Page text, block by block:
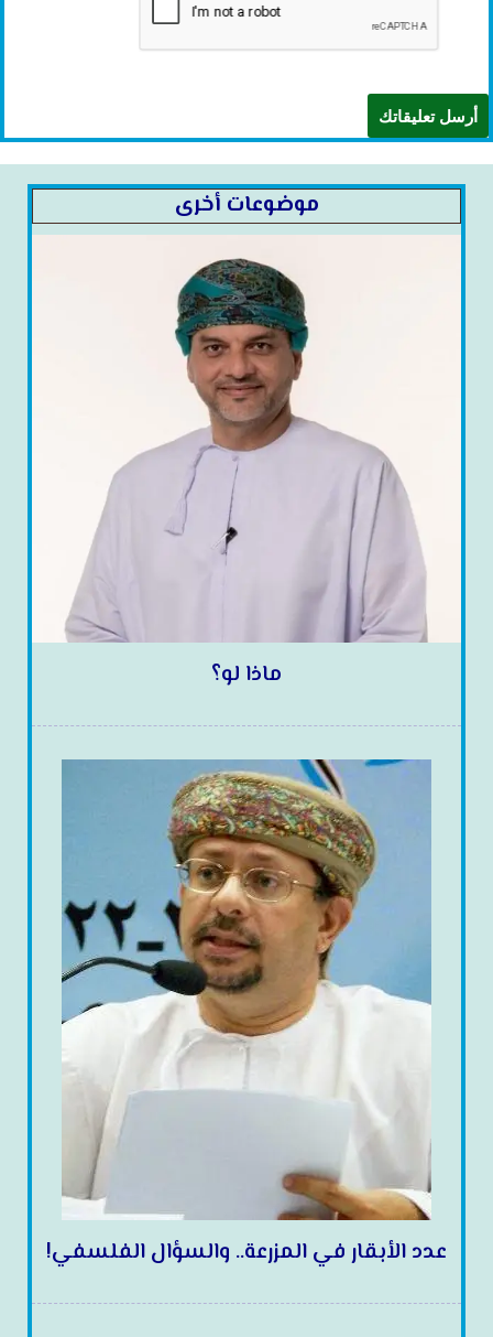
موضوعات أخرى
ماذا لو؟
عدد الأبقار في المزرعة.. والسؤال الفلسفي!